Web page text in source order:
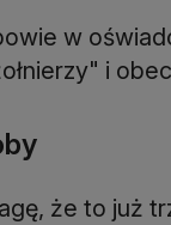
w
i
że to już